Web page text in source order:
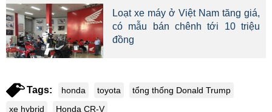
Loạt xe máy ở Việt Nam tăng giá,
có mẫu bán chênh tới 10 triệu
đồng
Tags: honda toyota
tổng thống Donald Trump
xe hybrid
Honda CR-V